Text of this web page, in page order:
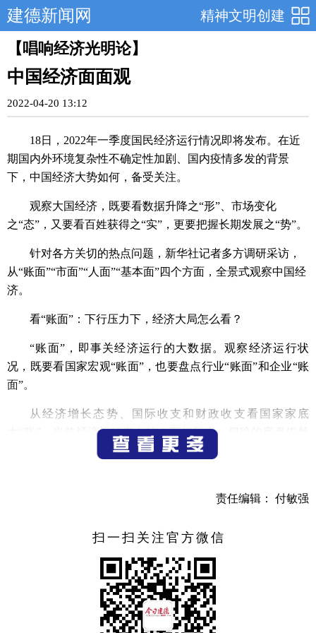
精神文明创建
建德新闻网
【唱响经济光明论】
中国经济面面观
2022-04-20 13:12
18日，2022年一季度国民经济运行情况即将发布。在近
期国内外环境复杂性不确定性加剧、国内疫情多发的背景
下，中国经济大势如何，备受关注。
观察大国经济，既要看数据升降之“形”、市场变化
之“态”，又要看百姓获得之“实”，更要把握长期发展之“势”。
针对各方关切的热点问题，新华社记者多方调研采访，
从“账面”“市面”“人面”“基本面”四个方面，全景式观察中国经
济。
看“账面”：下行压力下，经济大局怎么看？
“账面”，即事关经济运行的大数据。观察经济运行状
况，既要看国家宏观“账面”，也要盘点行业“账面”和企业“账
面”。
从经济增长态势、国际收支和财政收支看国家家底
大“账”，当前经济运行存在较大下行压力，但稳的底盘依然
季有望实现“开门稳”，经济增速预测值高于去年第四季度。
的供给面和需求面从压力中转暖：全国固定资产投资同比增
长12.2%，社会消费品零售总额同比增长6.7%，规模以上工业
增加值同比增长7.5%，货物进出口总额同比增长13.3%……支
撑经济增长的主要因素均出现好于预期的恢复。
3月以来，超出预期的疫情“倒春寒”和乌克兰局势复杂演
责任编辑： 付敏强
扫一扫关注官方微信